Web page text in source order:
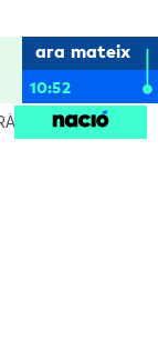
ara mateix
10:52
CRIANÇA